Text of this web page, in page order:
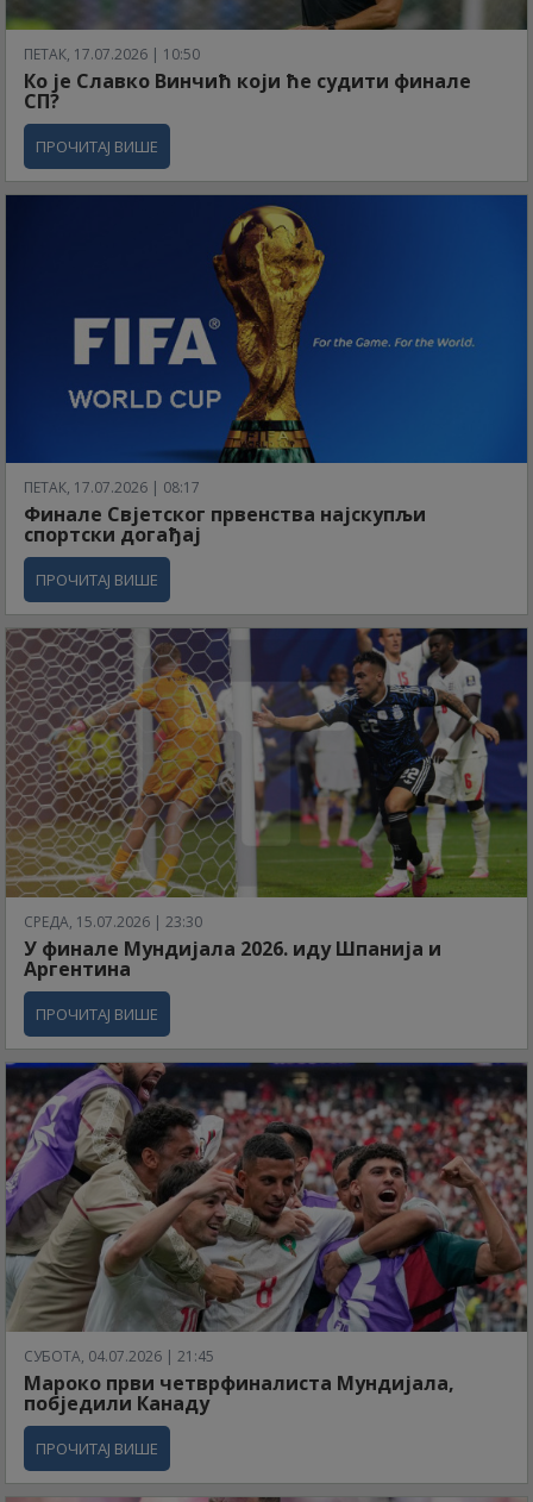
ПЕТАК, 17.07.2026 | 10:50
Ко је Славко Винчић који ће судити финале
СП?
ПРОЧИТАЈ ВИШЕ
ПЕТАК, 17.07.2026 | 08:17
Финале Свјетског првенства најскупљи
спортски догађај
ПРОЧИТАЈ ВИШЕ
СРЕДА, 15.07.2026 | 23:30
У финале Мундијала 2026. иду Шпанија и
Аргентина
ПРОЧИТАЈ ВИШЕ
СУБОТА, 04.07.2026 | 21:45
Мароко први четврфиналиста Мундијала,
побједили Канаду
ПРОЧИТАЈ ВИШЕ